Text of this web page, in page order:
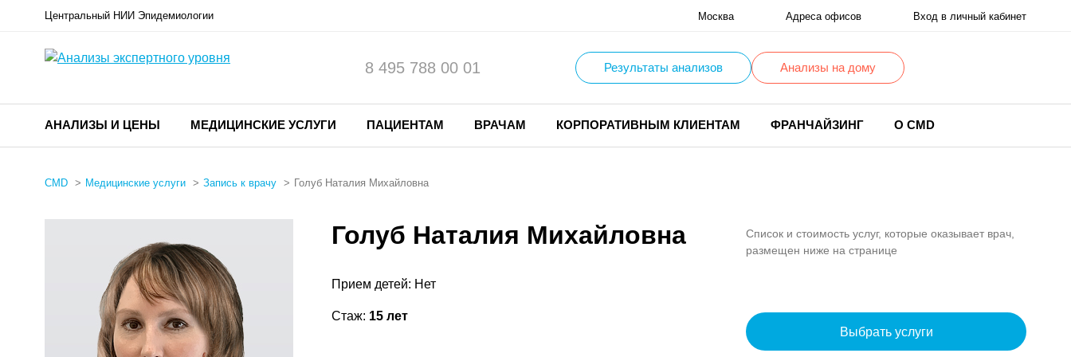
Центральный НИИ Эпидемиологии Москва Адреса офисов Вход в личный кабинет
8 495 788 00 01 Результаты анализов Анализы на дому
АНАЛИЗЫ И ЦЕНЫ МЕДИЦИНСКИЕ УСЛУГИ ПАЦИЕНТАМ ВРАЧАМ КОРПОРАТИВНЫМ КЛИЕНТАМ ФРАНЧАЙЗИНГ О CMD
CMD Медицинские услуги Запись к врачу Голуб Наталия Михайловна
Голуб Наталия Михайловна
Прием детей: Нет
Стаж: 15 лет
Список и стоимость услуг, которые оказывает врач,
размещен ниже на странице
Выбрать услуги